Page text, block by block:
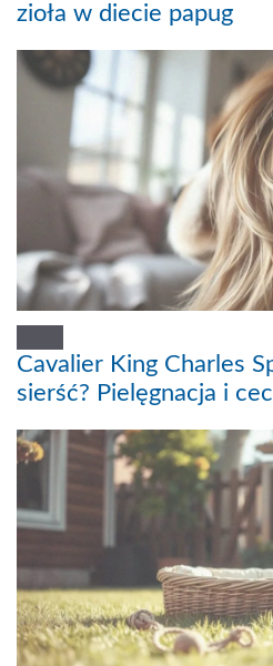
zioła w diecie papug
Cavalier King Charles
sierść? Pielęgnacja i